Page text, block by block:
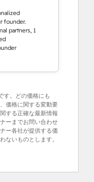
founder.
partners, 1
す。どの価格にも
価格に関する変動要
する正確な最新情報
ーまでお問い合わせ
ー各社が提供する価
ないものとします。